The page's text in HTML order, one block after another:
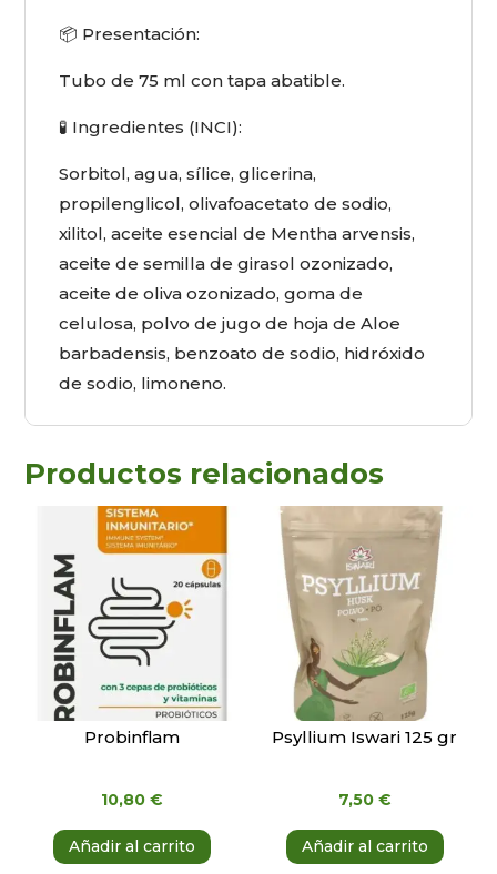
📦 Presentación:
Tubo de 75 ml con tapa abatible.
🧪 Ingredientes (INCI):
Sorbitol, agua, sílice, glicerina,
propilenglicol, olivafoacetato de sodio,
xilitol, aceite esencial de Mentha arvensis,
aceite de semilla de girasol ozonizado,
aceite de oliva ozonizado, goma de
celulosa, polvo de jugo de hoja de Aloe
barbadensis, benzoato de sodio, hidróxido
de sodio, limoneno.
Productos relacionados
Probinflam
10,80€
Añadir al carrito
Psyllium Iswari 125 gr
7,50 €
Añadir al carrito